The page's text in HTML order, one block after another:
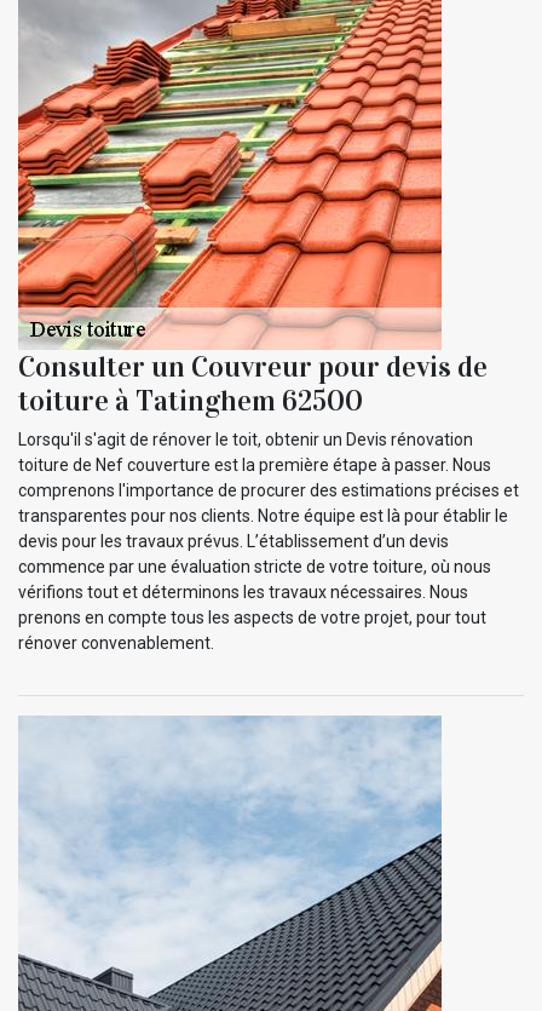
Consulter un Couvreur pour devis de
toiture à Tatinghem 62500
Lorsqu'il s'agit de rénover le toit, obtenir un Devis rénovation
toiture de Nef couverture est la première étape à passer. Nous
comprenons l'importance de procurer des estimations précises et
transparentes pour nos clients. Notre équipe est là pour établir le
devis pour les travaux prévus. L’établissement d’un devis
commence par une évaluation stricte de votre toiture, où nous
vérifions tout et déterminons les travaux nécessaires. Nous
prenons en compte tous les aspects de votre projet, pour tout
rénover convenablement.